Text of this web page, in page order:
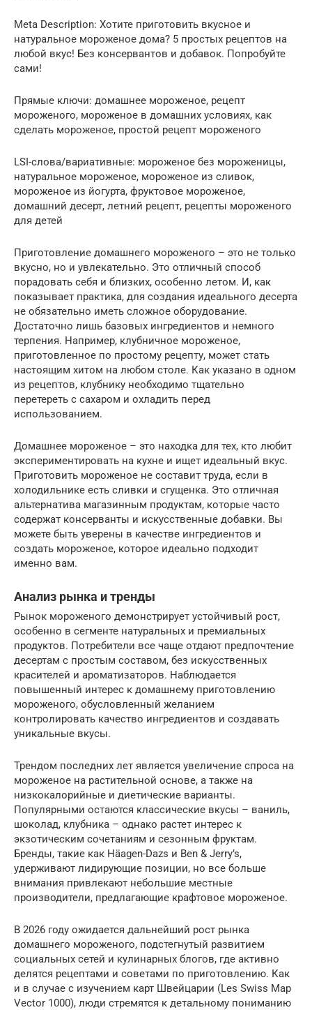
Meta Description: Хотите приготовить вкусное и
натуральное мороженое дома? 5 простых рецептов на
любой вкус! Без консервантов и добавок. Попробуйте
сами!
Прямые ключи: домашнее мороженое, рецепт
мороженого, мороженое в домашних условиях, как
сделать мороженое, простой рецепт мороженого
LSI-слова/вариативные: мороженое без мороженицы,
натуральное мороженое, мороженое из сливок,
мороженое из йогурта, фруктовое мороженое,
домашний десерт, летний рецепт, рецепты мороженого
для детей
Приготовление домашнего мороженого – это не только
вкусно, но и увлекательно. Это отличный способ
порадовать себя и близких, особенно летом. И, как
показывает практика, для создания идеального десерта
не обязательно иметь сложное оборудование.
Достаточно лишь базовых ингредиентов и немного
терпения. Например, клубничное мороженое,
приготовленное по простому рецепту, может стать
настоящим хитом на любом столе. Как указано в одном
из рецептов, клубнику необходимо тщательно
перетереть с сахаром и охладить перед
использованием.
Домашнее мороженое – это находка для тех, кто любит
экспериментировать на кухне и ищет идеальный вкус.
Приготовить мороженое не составит труда, если в
холодильнике есть сливки и сгущенка. Это отличная
альтернатива магазинным продуктам, которые часто
содержат консерванты и искусственные добавки. Вы
можете быть уверены в качестве ингредиентов и
создать мороженое, которое идеально подходит
именно вам.
Анализ рынка и тренды
Рынок мороженого демонстрирует устойчивый рост,
особенно в сегменте натуральных и премиальных
продуктов. Потребители все чаще отдают предпочтение
десертам с простым составом, без искусственных
красителей и ароматизаторов. Наблюдается
повышенный интерес к домашнему приготовлению
мороженого, обусловленный желанием
контролировать качество ингредиентов и создавать
уникальные вкусы.
Трендом последних лет является увеличение спроса на
мороженое на растительной основе, а также на
низкокалорийные и диетические варианты.
Популярными остаются классические вкусы – ваниль,
шоколад, клубника – однако растет интерес к
экзотическим сочетаниям и сезонным фруктам.
Бренды, такие как Häagen-Dazs и Ben & Jerry’s,
удерживают лидирующие позиции, но все больше
внимания привлекают небольшие местные
производители, предлагающие крафтовое мороженое.
В 2026 году ожидается дальнейший рост рынка
домашнего мороженого, подстегнутый развитием
социальных сетей и кулинарных блогов, где активно
делятся рецептами и советами по приготовлению. Как
и в случае с изучением карт Швейцарии (Les Swiss Map
Vector 1000), люди стремятся к детальному пониманию